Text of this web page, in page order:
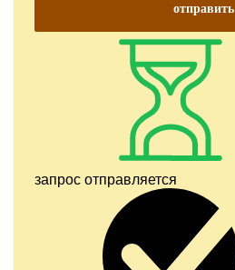
отправить
запрос отправляется